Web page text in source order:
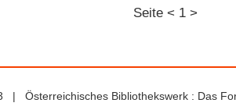
Seite < 1 >
| Österreichisches Bibliothekswerk : Das